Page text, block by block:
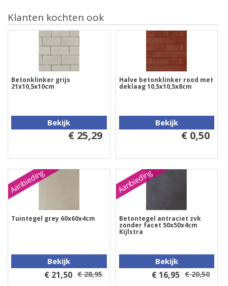
Klanten kochten ook
Betonklinker grijs
21x10,5x10cm
Bekijk
€ 25,29
Halve betonklinker rood met
deklaag 10,5x10,5x8cm
Bekijk
€ 0,50
Aanbieding
Tuintegel grey 60x60x4cm
Bekijk
€ 21,50 € 28,95
Aanbieding
Betontegel antraciet zvk
zonder facet 50x50x4cm
Kijlstra
Bekijk
€ 16,95 € 20,50